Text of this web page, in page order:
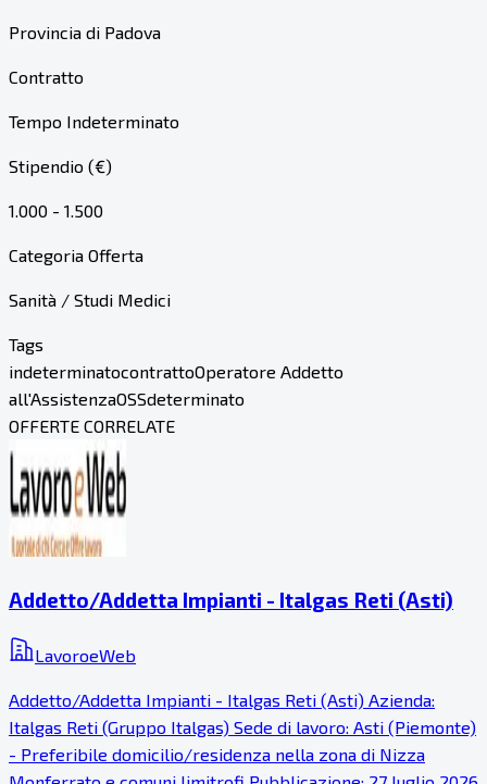
Provincia di Padova
Contratto
Tempo Indeterminato
Stipendio (€)
1.000 - 1.500
Categoria Offerta
Sanità / Studi Medici
Tags
indeterminatocontrattoOperatore Addetto
all'AssistenzaOSSdeterminato
OFFERTE CORRELATE
Addetto/Addetta Impianti - Italgas Reti (Asti)
LavoroeWeb
Addetto/Addetta Impianti - Italgas Reti (Asti) Azienda:
Italgas Reti (Gruppo Italgas) Sede di lavoro: Asti (Piemonte)
- Preferibile domicilio/residenza nella zona di Nizza